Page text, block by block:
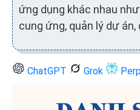
ứng dụng khác nhau
cung ứng, quản lý dự
ChatGPT Grok